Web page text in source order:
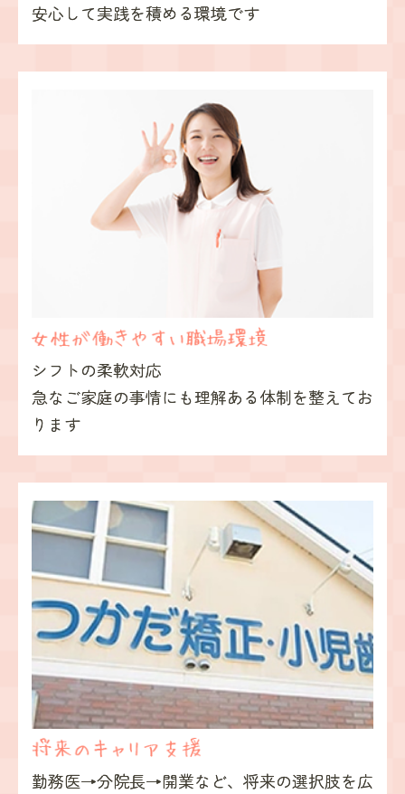
安心して実践を積める環境です
シフトの柔軟対応
急なご家庭の事情にも理解ある体制を整えてお
ります
勤務医→分院長→開業など、 将来の選択肢を広